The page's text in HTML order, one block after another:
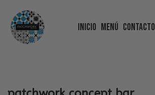
Saltar
Inicio Menú Contacto